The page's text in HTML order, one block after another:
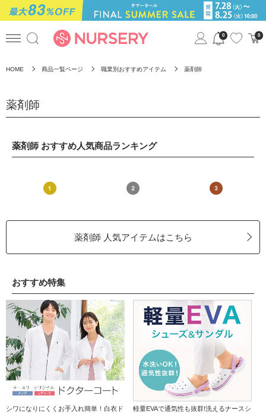
0 0
HOME 商品一覧ページ 職業別おすすめアイテム 薬剤師
薬剤師
薬剤師 おすすめ人気商品ランキング
薬剤師 人気アイテムはこちら
おすすめ特集
シワになりにくくお手入れ簡単！白衣ド
軽量EVAで通気性も抜群!洗えるナースシ